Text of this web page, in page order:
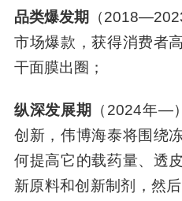
品类爆发期
（
市场爆款，获得消费者
干面膜出圈；
纵深发展期
（2024年—
创新，伟博海泰将围绕
何提高它的载药量、透
新原料和创新制剂，然